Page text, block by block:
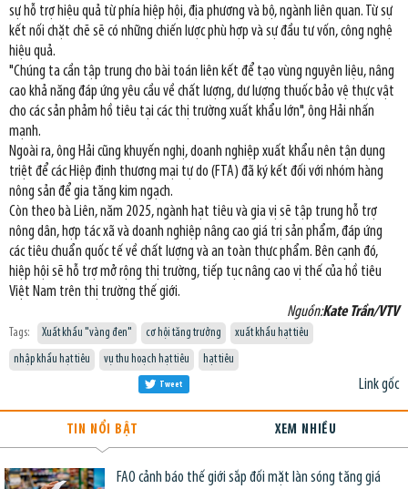
sự hỗ trợ hiệu quả từ phía hiệp hội, địa phương và bộ, ngành liên quan. Từ sự
kết nối chặt chẽ sẽ có những chiến lược phù hợp và sự đầu tư vốn, công nghệ
hiệu quả.
"Chúng ta cần tập trung cho bài toán liên kết để tạo vùng nguyên liệu, nâng
cao khả năng đáp ứng yêu cầu về chất lượng, dư lượng thuốc bảo vệ thực vật
cho các sản phảm hồ tiêu tại các thị trường xuất khẩu lớn", ông Hải nhấn
mạnh.
Ngoài ra, ông Hải cũng khuyến nghị, doanh nghiệp xuất khẩu nên tận dụng
triệt để các Hiệp định thương mại tự do (FTA) đã ký kết đối với nhóm hàng
nông sản để gia tăng kim ngạch.
Còn theo bà Liên, năm 2025, ngành hạt tiêu và gia vị sẽ tập trung hỗ trợ
nông dân, hợp tác xã và doanh nghiệp nâng cao giá trị sản phẩm, đáp ứng
các tiêu chuẩn quốc tế về chất lượng và an toàn thực phẩm. Bên cạnh đó,
hiệp hội sẽ hỗ trợ mở rộng thị trường, tiếp tục nâng cao vị thế của hồ tiêu
Việt Nam trên thị trường thế giới.
Nguồn:Kate Trần/VTV
Tags: Xuất khẩu "vàng đen" cơ hội tăng trưởng
xuất khẩu hạt tiêu
nhập khẩu hạt tiêu
vụ thu hoạch hạt tiêu hạt tiêu
Link gốc
Tweet
TIN NỔI BẬT XEM NHIỀU
FAO cảnh báo thế giới sắp đối mặt làn sóng tăng giá